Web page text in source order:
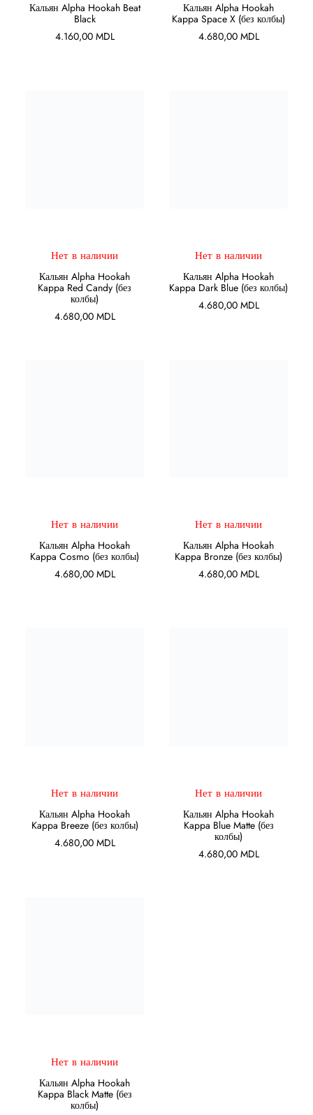
Кальян Alpha Hookah Beat
Black
4.160,00 MDL
Кальян Alpha Hookah
Kappa Space X (без колбы)
4.680,00 MDL
Нет в наличии
Кальян Alpha Hookah
Kappa Red Candy (без
колбы)
4.680,00 MDL
Нет в наличии
Кальян Alpha Hookah
Kappa Dark Blue (без колбы)
4.680,00 MDL
Нет в наличии
Кальян Alpha Hookah
Kappa Cosmo (без колбы)
4.680,00 MDL
Нет в наличии
Кальян Alpha Hookah
Kappa Bronze (без колбы)
4.680,00 MDL
Нет в наличии
Кальян Alpha Hookah
Kappa Breeze (без колбы)
4.680,00 MDL
Нет в наличии
Кальян Alpha Hookah
Kappa Blue Matte (без
колбы)
4.680,00 MDL
Нет в наличии
Кальян Alpha Hookah
Kappa Black Matte (без
колбы)